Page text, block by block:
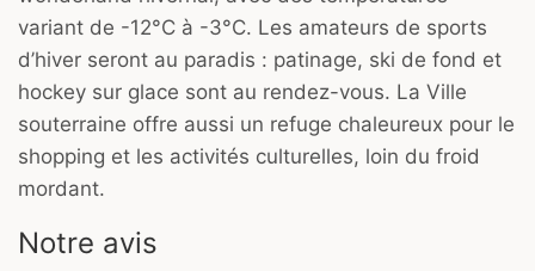
variant de -12°C à -3°C. Les amateurs de sports
d’hiver seront au paradis : patinage, ski de fond et
hockey sur glace sont au rendez-vous. La Ville
souterraine offre aussi un refuge chaleureux pour le
shopping et les activités culturelles, loin du froid
mordant.
Notre avis